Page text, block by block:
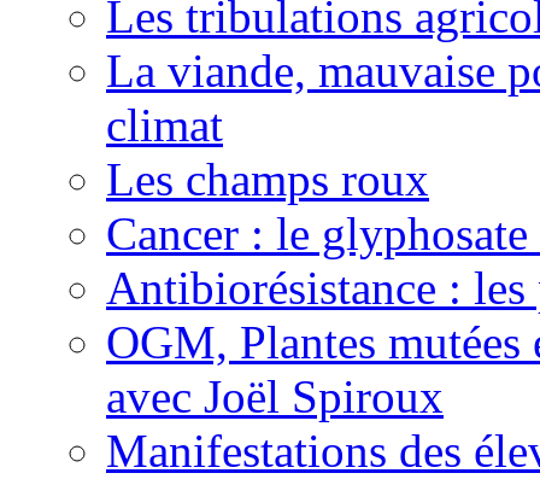
Les tribulations
La viande, mauvaise
climat
Les champs roux
Cancer : le
Antibiorésistance : les
OGM, Plantes
avec Joël Spiroux
Manifestations des